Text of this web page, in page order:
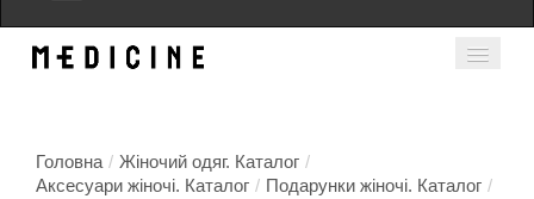
Головна / Жіночий одяг. Каталог /
Аксесуари жіночі. Каталог / Подарунки жіночі. Каталог /